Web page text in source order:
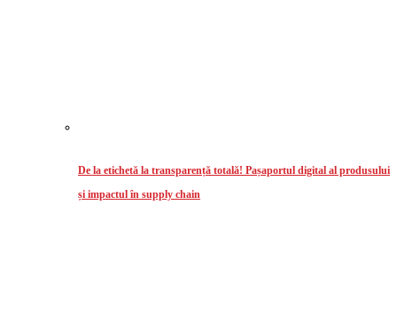
De la etichetă la transparență totală! Pașaportul digital al produsului
și impactul în supply chain